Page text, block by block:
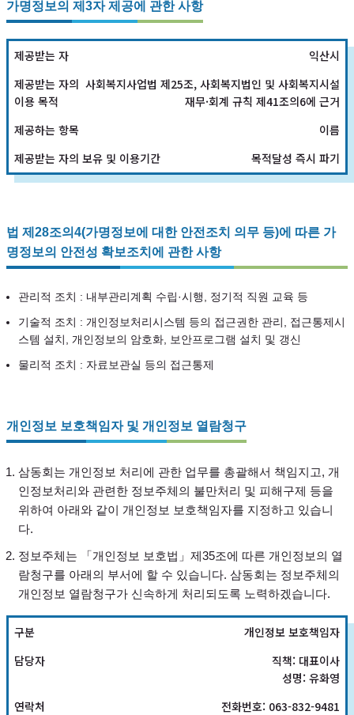
가명정보의 제3자 제공에 관한 사항
익산시
사회복지사업법 제25조, 사회복지법인 및 사회복지시설
재무·회계 규칙 제41조의6에 근거
이름
목적달성 즉시 파기
법 제28조의4(가명정보에 대한 안전조치 의무 등)에 따른 가
명정보의 안전성 확보조치에 관한 사항
관리적 조치 : 내부관리계획 수립·시행, 정기적 직원 교육 등
기술적 조치 : 개인정보처리시스템 등의 접근권한 관리, 접근통제시
스템 설치, 개인정보의 암호화, 보안프로그램 설치 및 갱신
물리적 조치 : 자료보관실 등의 접근통제
개인정보 보호책임자 및 개인정보 열람청구
삼동회는 개인정보 처리에 관한 업무를 총괄해서 책임지고, 개
인정보처리와 관련한 정보주체의 불만처리 및 피해구제 등을
위하여 아래와 같이 개인정보 보호책임자를 지정하고 있습니
다.
정보주체는 「개인정보 보호법」제35조에 따른 개인정보의 열
람청구를 아래의 부서에 할 수 있습니다. 삼동회는 정보주체의
개인정보 열람청구가 신속하게 처리되도록 노력하겠습니다.
개인정보 보호책임자
직책: 대표이사
성명: 유화영
전화번호: 063-832-9481